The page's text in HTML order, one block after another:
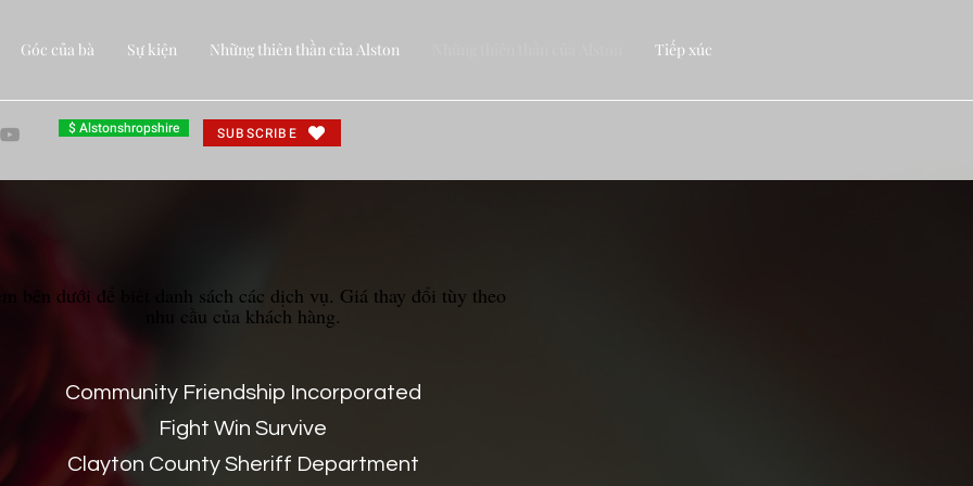
Góc của bà Sự kiện Những thiên thần của Alston Tiếp xúc
$ Alstonshropshire SUBSCRIBE
bên dưới để biết danh sách các dịch vụ. Giá thay đổi tùy theo
nhu cầu của khách hàng.
Community Friendship Incorporated
Fight Win Survive
Clayton County Sheriff Department